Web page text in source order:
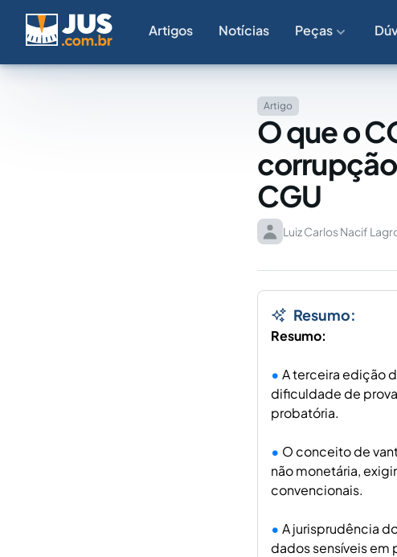
Artigos Notícias Peças
Artigo
O que o
CGU
Luiz Carlos Nacif
Resumo:
Resumo:
A terceira edição
dificuldade de
probatória.
O conceito de
não monetária,
convencionais.
A jurisprudência
dados sensíveis